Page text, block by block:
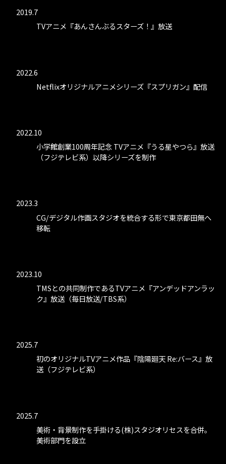
2019.7
TVアニメ『あんさんぶるスターズ！』放送
2022.6
Netflixオリジナルアニメシリーズ『スプリガン』配信
2022.10
小学館創業100周年記念 TVアニメ『うる星やつら』放送
（フジテレビ系）以降シリーズを制作
2023.3
CG/デジタル作画スタジオを統合する形で東京都田無へ
移転
2023.10
TMSとの共同制作であるTVアニメ『アンデッドアンラッ
ク』放送（毎日放送/TBS系）
2025.7
初のオリジナルTVアニメ作品『陰陽廻天 Re:バース』放
送（フジテレビ系）
2025.7
美術・背景制作を手掛ける(株)スタジオリセスを合併。
美術部門を設立